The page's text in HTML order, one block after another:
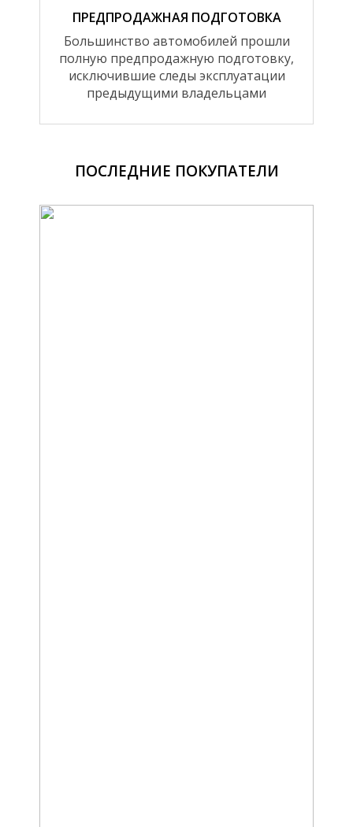
ПРЕДПРОДАЖНАЯ ПОДГОТОВКА
Большинство автомобилей прошли
полную предпродажную подготовку,
исключившие следы эксплуатации
предыдущими владельцами
ПОСЛЕДНИЕ ПОКУПАТЕЛИ